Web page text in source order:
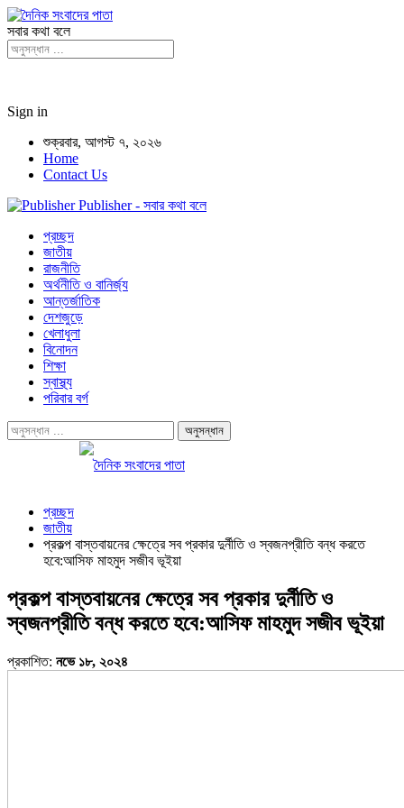
সবার কথা বলে
Sign in
শুক্রবার, আগস্ট ৭, ২০২৬
Home
Contact Us
Publisher - সবার কথা বলে
প্রচ্ছদ
জাতীয়
রাজনীতি
অর্থনীতি ও বানির্জ্য
আন্তর্জাতিক
দেশজুড়ে
খেলাধুলা
বিনোদন
শিক্ষা
স্বাস্থ্য
পরিবার বর্গ
প্রচ্ছদ
জাতীয়
প্রকল্প বাস্তবায়নের ক্ষেত্রে সব প্রকার দুর্নীতি ও স্বজনপ্রীতি বন্ধ করতে
হবে:আসিফ মাহমুদ সজীব ভূইয়া
প্রকল্প বাস্তবায়নের ক্ষেত্রে সব প্রকার দুর্নীতি ও
স্বজনপ্রীতি বন্ধ করতে হবে:আসিফ মাহমুদ সজীব ভূইয়া
প্রকাশিত: নভে ১৮, ২০২৪